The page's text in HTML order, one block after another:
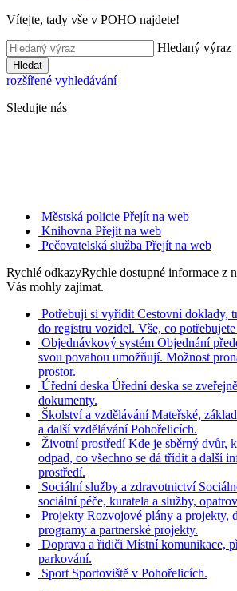
Vítejte, tady vše v POHO najdete!
Hledaný výraz
Hledat
rozšířené vyhledávání
Sledujte nás
Městská policie Přejít na web
Knihovna Přejít na web
Pečovatelská služba Přejít na web
Rychlé odkazyRychle dostupné informace z
Vás mohly zajímat.
Potřebuji si vyřídit Cestovní doklady,
do registru vozidel. Vše, co potřebujete
Objednávkový systém Objednání
svou povahou umožňují. Možnost
prostor.
Úřední deska Úřední deska se
dokumenty.
Školství a vzdělávání Mateřské,
a další vzdělávání Pohořelicích.
Životní prostředí Kde je sběrný dvůr,
odpad, co všechno se dá třídit a další
prostředí.
Sociální služby a zdravotnictví
sociální péče, kuratela a služby,
Projekty Rozvojové plány a projekty,
programy a partnerské projekty.
Doprava a řidiči Místní komunikace,
parkování.
Sport Sportoviště v Pohořelicích.